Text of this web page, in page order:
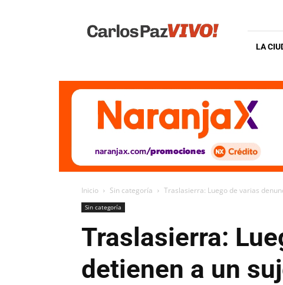
Vivo
LA
Inicio Sin categoría Traslasierra: Luego de varias
Sin categoría
Traslasierra:
detienen a un